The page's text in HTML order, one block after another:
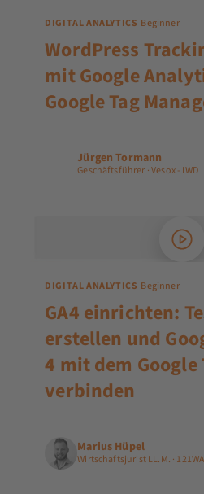
DIGITAL ANALYTICS Beginner
WordPress
mit Google
Google Tag
Jürgen Tormann
Geschäftsführer · Vesox - IWD
DIGITAL ANALYTICS Beginner
GA4 einrichten:
erstellen und
4 mit dem Google
verbinden
Marius Hüpel
Wirtschaftsjurist LL.M. ·